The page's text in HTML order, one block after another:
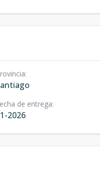
:
de entrega:
2026